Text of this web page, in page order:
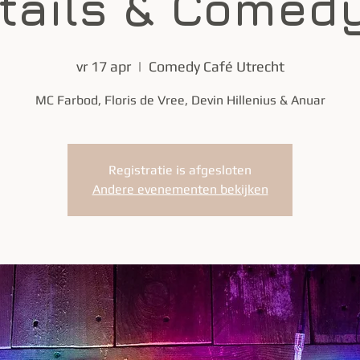
vr 17 apr
  |
Comedy Café Utrecht
MC Farbod, Floris de Vree, Devin Hillenius & Anuar
Registratie is afgesloten
Andere evenementen bekijken